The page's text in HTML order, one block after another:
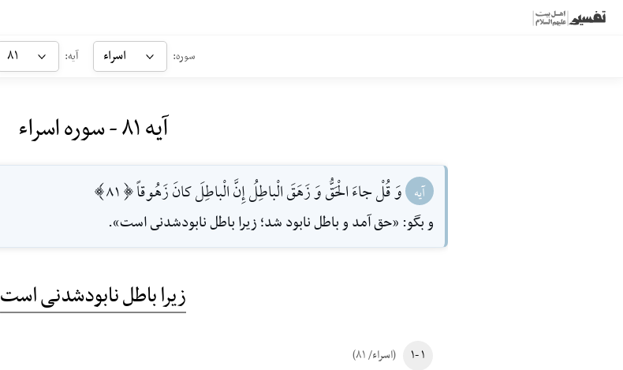
سوره: اسراء آیه: ۸۱
آیه ۸۱ - سوره اسراء
آیه وَ قُلْ جاءَ الْحَقُّ وَ زَهَقَ الْباطِلُ إِنَّ الْباطِلَ كانَ زَهُوقاً [81]
و بگو: «حق آمد و باطل نابود شد؛ زيرا باطل نابودشدنى است».
زیرا باطل نابودشدنی است
۱ -۱ (اسراء/ ۸۱)